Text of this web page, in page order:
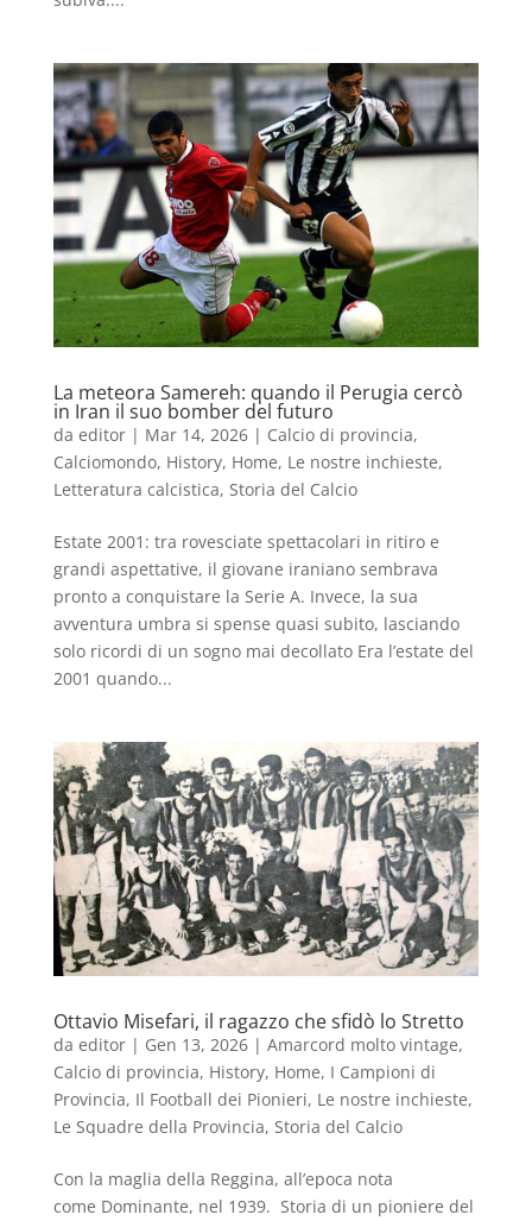
La meteora Samereh: quando il Perugia cercò
in Iran il suo bomber del futuro
da editor| Mar 14, 2026| Calcio di provincia,
Calciomondo, History, Home, Le nostre inchieste,
Letteratura calcistica, Storia del Calcio
Estate 2001: tra rovesciate spettacolari in ritiro e
grandi aspettative, il giovane iraniano sembrava
pronto a conquistare la Serie A. Invece, la sua
avventura umbra si spense quasi subito, lasciando
solo ricordi di un sogno mai decollato Era l’estate del
2001 quando...
Ottavio Misefari, il ragazzo che sfidò lo Stretto
da editor| Gen 13, 2026| Amarcord molto vintage,
Calcio di provincia, History, Home, I Campioni di
Provincia, Il Football dei Pionieri, Le nostre inchieste,
Le Squadre della Provincia, Storia del Calcio
Con la maglia della Reggina, all’epoca nota
come Dominante, nel 1939. Storia di un pioniere del